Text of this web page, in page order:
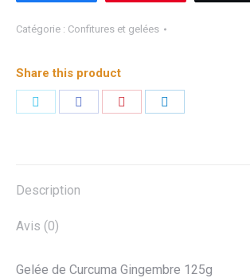
Catégorie : Confitures et gelées
Share this product
Description
Avis (0)
Gelée de Curcuma Gingembre 125g